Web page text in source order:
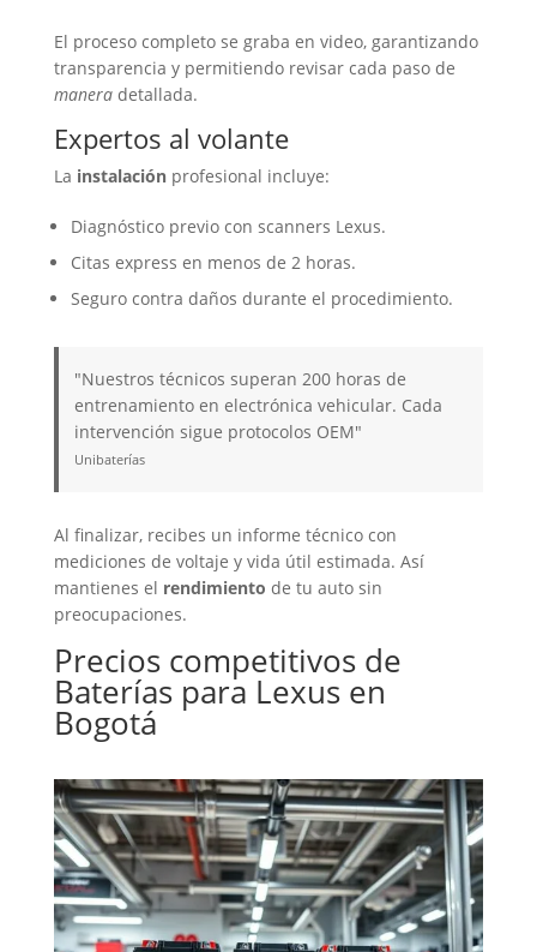
El proceso completo se graba en video, garantizando
transparencia y permitiendo revisar cada paso de
maneradetallada.
Expertos al volante
La instalaciónprofesional incluye:
Diagnóstico previo con scanners Lexus.
Citas express en menos de 2 horas.
Seguro contra daños durante el procedimiento.
"Nuestros técnicos superan 200 horas de
entrenamiento en electrónica vehicular. Cada
intervención sigue protocolos OEM"
Unibaterías
Al finalizar, recibes un informe técnico con
mediciones de voltaje y vida útil estimada. Así
mantienes el rendimiento de tu auto sin
preocupaciones.
Precios competitivos de
Bateríaspara Lexus en
Bogotá